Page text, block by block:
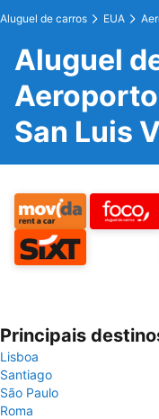
Aluguel de carros EUA
Aluguel
San Luis
Principais
Lisboa
Santiago
São Paulo
Roma